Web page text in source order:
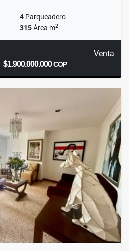
4 Parqueadero
315Área m2
Venta
$1.900.000.000COP